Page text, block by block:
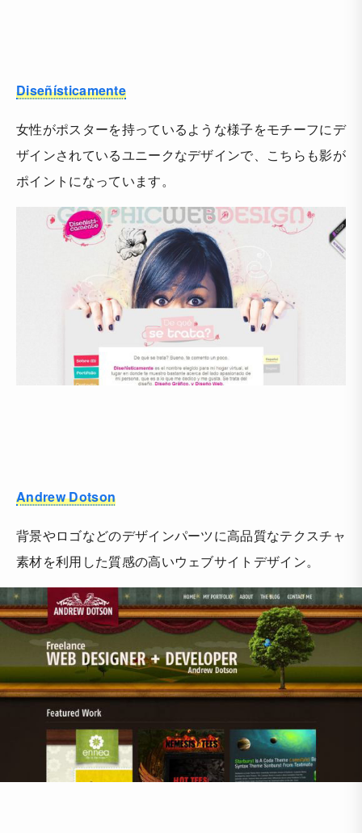
Diseñísticamente
女性がポスターを持っているような様子をモチーフにデ
ザインされているユニークなデザインで、こちらも影が
ポイントになっています。
Andrew Dotson
背景やロゴなどのデザインパーツに高品質なテクスチャ
素材を利用した質感の高いウェブサイトデザイン。